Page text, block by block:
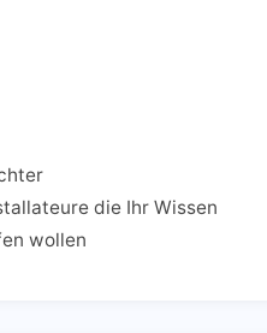
die Ihr Wissen
wollen